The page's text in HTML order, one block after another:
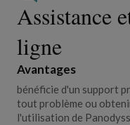
Assistance
ligne
Avantages
bénéficie d'un support
tout problème ou
l'utilisation de